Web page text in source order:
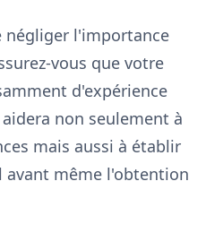
négliger l'importance
vous que votre
d'expérience
non seulement à
mais aussi à établir
avant même l'obtention